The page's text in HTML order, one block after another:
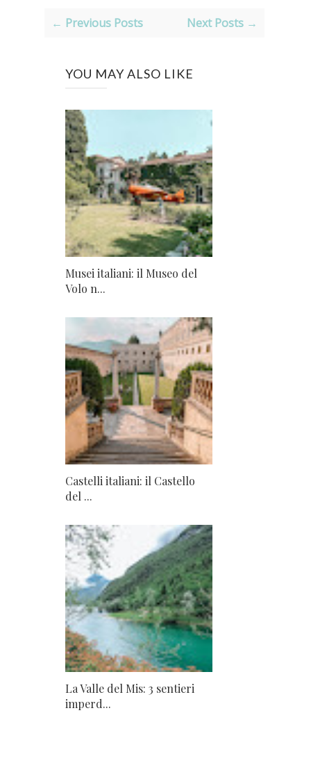
← Previous Posts Next Posts →
YOU MAY ALSO LIKE
Musei italiani: il Museo del
Volo n...
Castelli italiani: il Castello
del ...
La Valle del Mis: 3 sentieri
imperd...